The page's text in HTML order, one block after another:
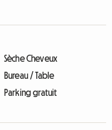
Sèche Cheveux
Bureau / Table
Parking gratuit